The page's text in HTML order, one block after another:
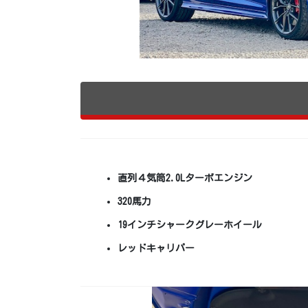
直列４気筒2.0Lターボエンジン
320馬力
19インチシャークグレーホイール
レッドキャリパー